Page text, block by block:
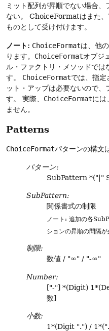
ミット配列が昇順でない場合
ない。
ChoiceFormatはまた、
ものとして受け付けます。
ノート: ChoiceFormatは、他の
ります。 ChoiceFormatオブジ
ル・ファクトリ・メソッドでは
す。
ChoiceFormatでは、指定
ット・アップは必要ないので
す。
実際、 ChoiceFormatには
ません。
Patterns
ChoiceFormatパターンの構文
パターン:
SubPattern *("|"
SubPattern:
関係書式の制限
ノート: 追加の各
ションの昇順の間隔
制限:
数値 / "∞" / "-∞"
Number:
["-"] *(Digit)
数]
小数:
1*(Digit ".") /